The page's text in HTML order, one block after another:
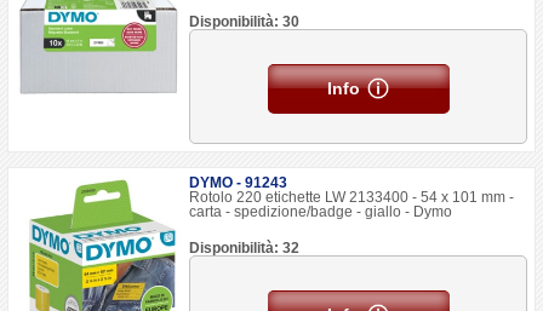
Disponibilità: 30
Info
DYMO - 91243
Rotolo 220 etichette LW 2133400 - 54 x 101 mm -
carta - spedizione/badge - giallo - Dymo
Disponibilità: 32